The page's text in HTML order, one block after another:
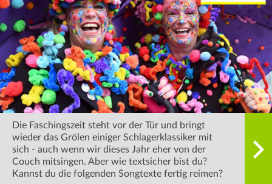
Die Faschingszeit steht vor der Tür und bringt
wieder das Grölen einiger Schlagerklassiker mit
sich - auch wenn wir dieses Jahr eher von der
Couch mitsingen. Aber wie textsicher bist du?
Kannst du die folgenden Songtexte fertig reimen?